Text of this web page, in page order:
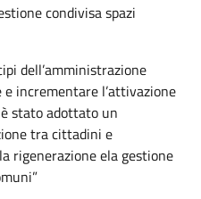
condivisa spazi
dell’amministrazione
incrementare l’attivazione
stato adottato un
tra cittadini e
rigenerazione ela gestione